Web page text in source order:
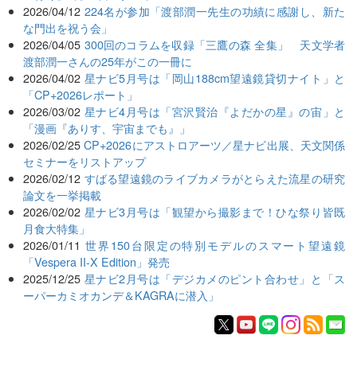
2026/04/12 224名が参加「渡部潤一先生の功績に感謝し、新た
な門出を祝う会」
2026/04/05 300回のコラムを収録「三鷹の森 全集」 天文学者
渡部潤一さんの25年がこの一冊に
2026/04/02 星ナビ5月号は「岡山188cm望遠鏡貸切ナイト」と
「CP+2026レポート」
2026/03/02 星ナビ4月号は「宮沢賢治『よだかの星』の宙」と
「漫画『ありす、宇宙までも』」
2026/02/25 CP+2026にアストロアーツ／星ナビ出展、天文関係
セミナーをリストアップ
2026/02/12 すばる望遠鏡のライブカメラがとらえた流星の研究
論文を一挙掲載
2026/02/02 星ナビ3月号は「観望から撮影まで！ひな祭り皆既
月食大特集」
2026/01/11 世界150台限定の特別モデルのスマート望遠鏡
「Vespera II-X Edition」発売
2025/12/25 星ナビ2月号は「デジカメのピント合わせ」と「ス
ーパーカミオカンデ＆KAGRAに潜入」